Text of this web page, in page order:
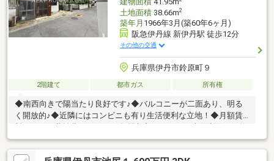
土地面積38.66m2
築年月 1966年3月(築60年6ヶ月)
阪急伊丹線 新伊丹駅 徒歩12分
その他の交通
兵庫県伊丹市鈴原町９
2階建て 都市ガス 所有権
◆南西向きで陽当たり良好です♪◆バルコニーが二面あり、明る
く開放的♪◆近隣にはコンビニも有り生活便利な立地！◆月額賃
7.9％■□■周辺環境■□■コメダ珈琲店 伊丹昆陽店まで徒歩９分笹原
公園まで徒歩９分サンディ 伊丹昆陽店まで徒歩１２分スーパーオ